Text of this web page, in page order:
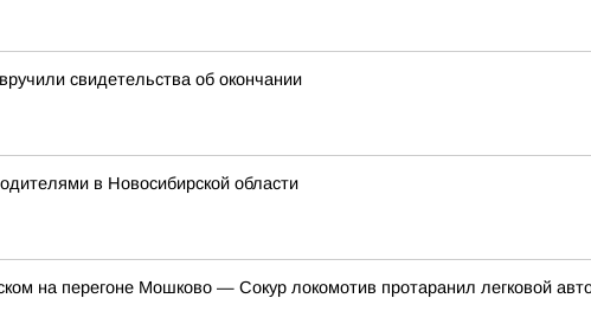
свидетельства об окончании
в Новосибирской области
на перегоне Мошково — Сокур локомотив протаранил легковой